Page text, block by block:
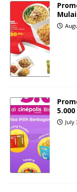
5.000
July